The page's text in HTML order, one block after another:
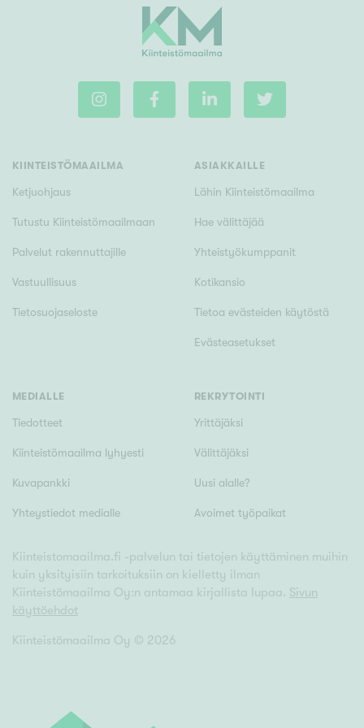
Uudiskohteet
Vain uudiskohteet Ei uudiskohteita
Kunto
Välttävä
Ominaisuudet
Maalämpö
Oma ranta
Oma sauna
Parveke
Senioriasunto
KIINTEISTÖMAAILMA
Ketjuohjaus
Tutustu Kiinteistömaailmaan
Palvelut rakennuttajille
Vastuullisuus
Tietosuojaseloste
ASIAKKAILLE
Lähin Kiinteistömaailma
Hae välittäjää
Yhteistyökumppanit
Kotikansio
Tietoa evästeiden käytöstä
Evästeasetukset
MEDIALLE
Tiedotteet
Kiinteistömaailma lyhyesti
Kuvapankki
Yhteystiedot medialle
REKRYTOINTI
Yrittäjäksi
Välittäjäksi
Uusi alalle?
Avoimet työpaikat
Kiinteistomaailma.fi -palvelun tai tietojen käyttäminen muihin
kuin yksityisiin tarkoituksiin on kielletty ilman
Kiinteistömaailma Oy:n antamaa kirjallista lupaa. Sivun
käyttöehdot
Kiinteistömaailma Oy © 2026